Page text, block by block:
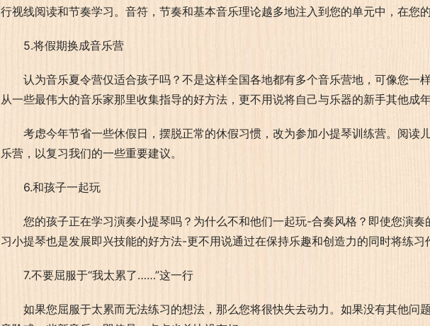
行视线阅读和节奏学习。音符，节奏和基本音乐理论越多地注入到您的单元中，在您
5.将假期换成音乐营
认为音乐夏令营仅适合孩子吗？不是这样全国各地都有多个音乐营地，可像您一
从一些最伟大的音乐家那里收集指导的好方法，更不用说将自己与乐器的新手其他成
考虑今年节省一些休假日，摆脱正常的休假习惯，改为参加小提琴训练营。阅读
乐营，以复习我们的一些重要建议。
6.和孩子一起玩
您的孩子正在学习演奏小提琴吗？为什么不和他们一起玩-合奏风格？即使您演
习小提琴也是发展即兴技能的好方法-更不用说通过在保持乐趣和创造力的同时将练习
7.不要屈服于“我太累了……”这一行
如果您屈服于太累而无法练习的想法，那么您将很快失去动力。如果没有其他问